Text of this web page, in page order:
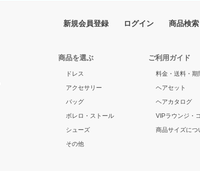
新規会員登録 ログイン 商品検索
商品を選ぶ
ドレス
アクセサリー
バッグ
ボレロ・ストール
シューズ
その他
ご利用ガイド
料金・送料・期
ヘアセット
ヘアカタログ
VIPラウンジ・
商品サイズにつ